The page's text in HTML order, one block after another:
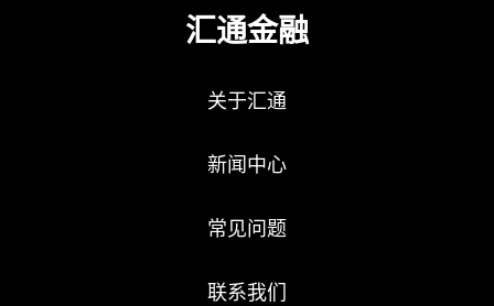
汇通金融
关于汇通
新闻中心
常见问题
联系我们